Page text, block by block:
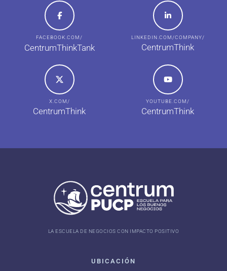
FACEBOOK.COM/
CentrumThinkTank
LINKEDIN.COM/COMPANY/
CentrumThink
X.COM/
CentrumThink
YOUTUBE.COM/
CentrumThink
LA ESCUELA DE NEGOCIOS CON IMPACTO POSITIVO
UBICACIÓN